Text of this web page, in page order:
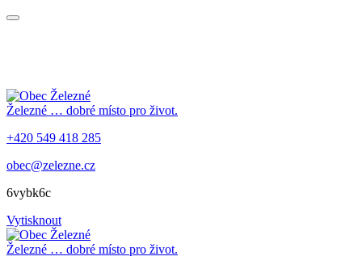
Železné … dobré místo pro život.
+420 549 418 285
obec@zelezne.cz
6vybk6c
Vytisknout
Železné … dobré místo pro život.